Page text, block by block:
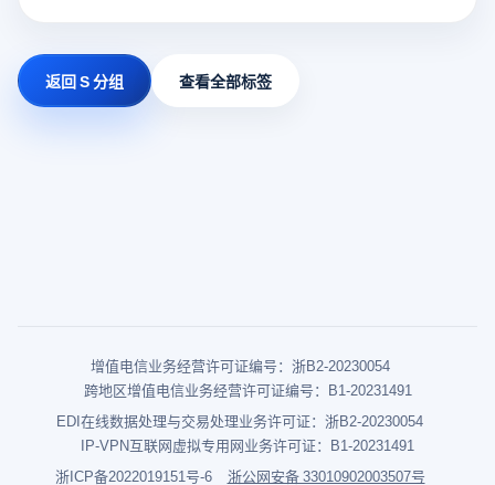
返回 S 分组 查看全部标签
增值电信业务经营许可证编号：浙B2-20230054
跨地区增值电信业务经营许可证编号：B1-20231491
EDI在线数据处理与交易处理业务许可证：浙B2-20230054
IP-VPN互联网虚拟专用网业务许可证：B1-20231491
浙ICP备2022019151号-6
浙公网安备 33010902003507号